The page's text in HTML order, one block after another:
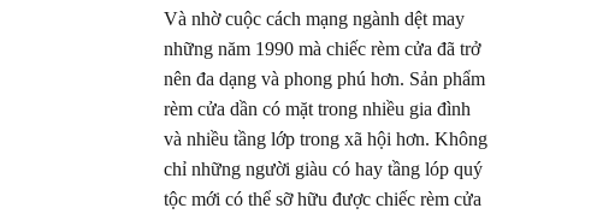
Và nhờ cuộc cách mạng ngành dệt may
những năm 1990 mà chiếc rèm cửa đã trở
nên đa dạng và phong phú hơn. Sản phẩm
rèm cửa dần có mặt trong nhiều gia đình
và nhiều tầng lớp trong xã hội hơn. Không
chỉ những người giàu có hay tầng lóp quý
tộc mới có thể sỡ hữu được chiếc rèm cửa